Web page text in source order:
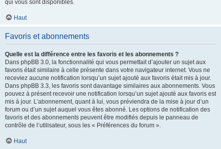
qui vous sont disponibles.
Haut
Favoris et abonnements
Quelle est la différence entre les favoris et les abonnements ?
Dans phpBB 3.0, la fonctionnalité qui vous permettait d’ajouter un sujet aux
favoris était similaire à celle présente dans votre navigateur internet. Vous ne
receviez aucune notification lorsqu’un sujet ajouté aux favoris était mis à jour.
Dans phpBB 3.3, les favoris sont davantage similaires aux abonnements. Vous
pouvez à présent recevoir une notification lorsqu’un sujet ajouté aux favoris est
mis à jour. L’abonnement, quant à lui, vous préviendra de la mise à jour d’un
forum ou d’un sujet auquel vous êtes abonné. Les options de notification des
favoris et des abonnements peuvent être modifiés depuis le panneau de
contrôle de l’utilisateur, sous les « Préférences du forum ».
Haut